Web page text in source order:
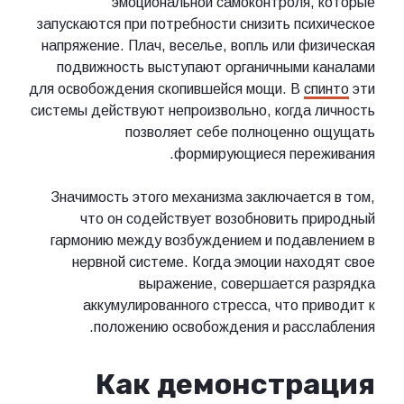
запускаются при потребности снизить психическое
напряжение. Плач, веселье, вопль или физическая
подвижность выступают органичными каналами
для освобождения скопившейся мощи. В спинто эти
системы действуют непроизвольно, когда личность
позволяет себе полноценно ощущать
формирующиеся переживания.
Значимость этого механизма заключается в том,
что он содействует возобновить природный
гармонию между возбуждением и подавлением в
нервной системе. Когда эмоции находят свое
выражение, совершается разрядка
аккумулированного стресса, что приводит к
положению освобождения и расслабления.
Как демонстрация